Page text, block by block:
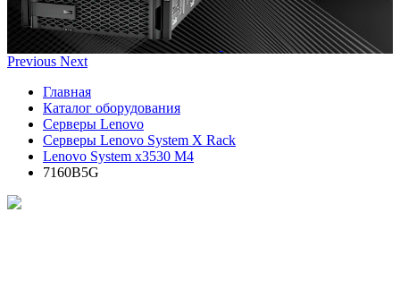
Previous Next
Главная
Каталог оборудования
Серверы Lenovo
Серверы Lenovo System X Rack
Lenovo System x3530 M4
7160B5G